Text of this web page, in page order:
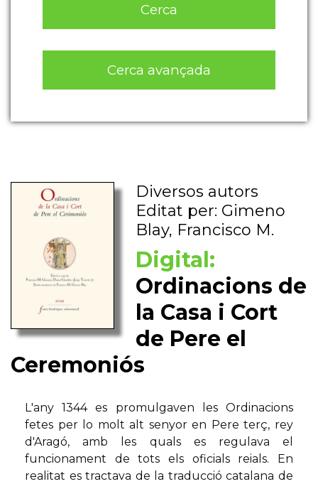
Cerca
Cerca avançada
Diversos autors
Editat per: Gimeno
Blay, Francisco M.
Digital:
Ordinacions de
la Casa i Cort
de Pere el
Ceremoniós
L'any 1344 es promulgaven les Ordinacions
fetes per lo molt alt senyor en Pere terç, rey
d'Aragó, amb les quals es regulava el
funcionament de tots els oficials reials. En
realitat es tractava de la traducció catalana de